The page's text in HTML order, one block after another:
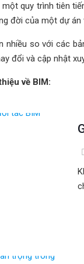
quy trình tiên
đời của một dự án
nhiều so với các
đổi và cập nhật
về BIM: